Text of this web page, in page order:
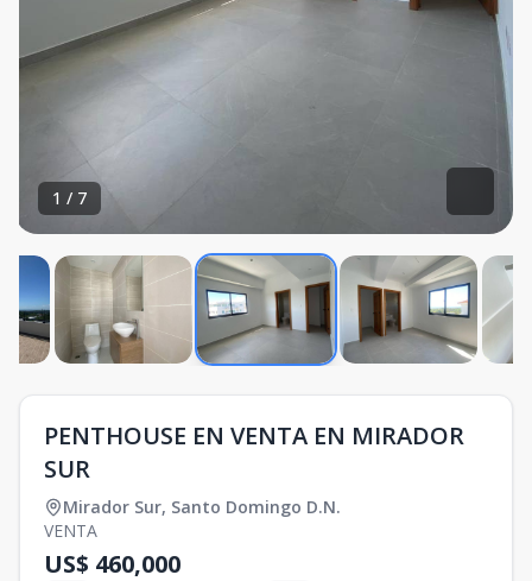
1 / 7
PENTHOUSE EN VENTA EN MIRADOR
SUR
Mirador Sur, Santo Domingo D.N.
VENTA
US$ 460,000